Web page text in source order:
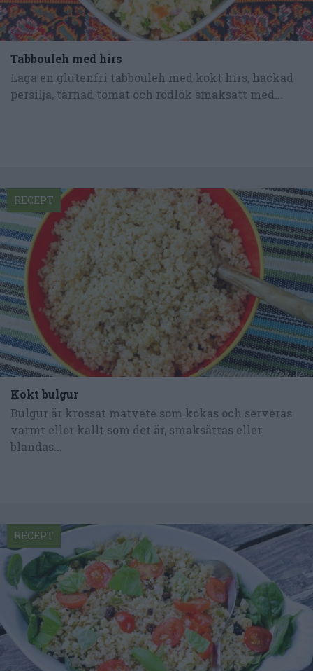
Tabbouleh med hirs
Laga en glutenfri tabbouleh med kokt hirs, hackad
persilja, tärnad tomat och rödlök smaksatt med...
Kokt bulgur
Bulgur är krossat matvete som kokas och serveras
varmt eller kallt som det är, smaksättas eller
blandas...
RECEPT
RECEPT